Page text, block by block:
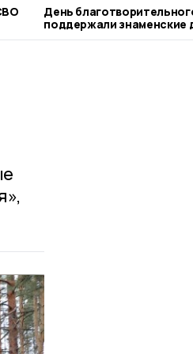
День
поддержали знаменские